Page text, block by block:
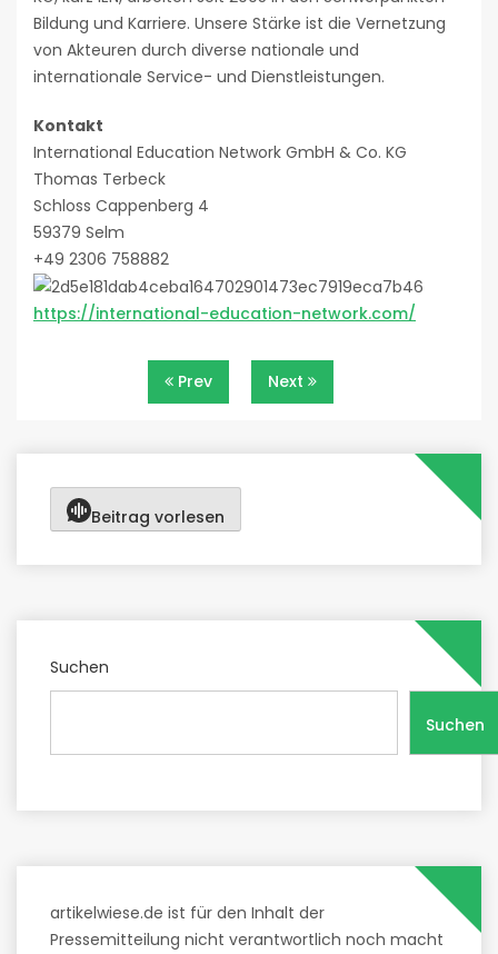
Bildung und Karriere. Unsere Stärke ist die Vernetzung
von Akteuren durch diverse nationale und
internationale Service- und Dienstleistungen.
Kontakt
International Education Network GmbH & Co. KG
Thomas Terbeck
Schloss Cappenberg 4
59379 Selm
+49 2306 758882
https://international-education-network.com/
Beitragsnavigation
Prev Next
Beitrag vorlesen
Suchen
Suchen
artikelwiese.de ist für den Inhalt der
Pressemitteilung nicht verantwortlich noch macht